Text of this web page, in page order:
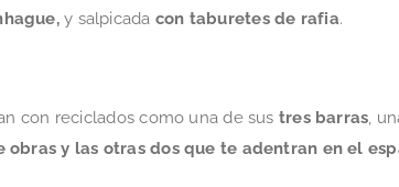
y salpicada con taburetes de rafia.
con reciclados como una de sus tres barras,
y las otras dos que te adentran en el